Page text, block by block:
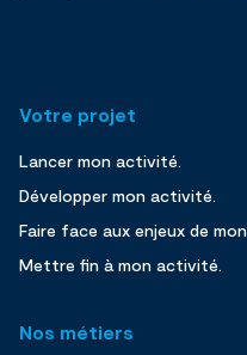
Votre projet
Lancer mon activité.
Développer mon activité.
Faire face aux enjeux de
Mettre fin à mon activité.
Nos métiers